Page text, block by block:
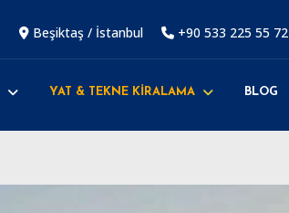
Beşiktaş / İstanbul +90 533 225 55 72
YAT & TEKNE KİRALAMA BLOG